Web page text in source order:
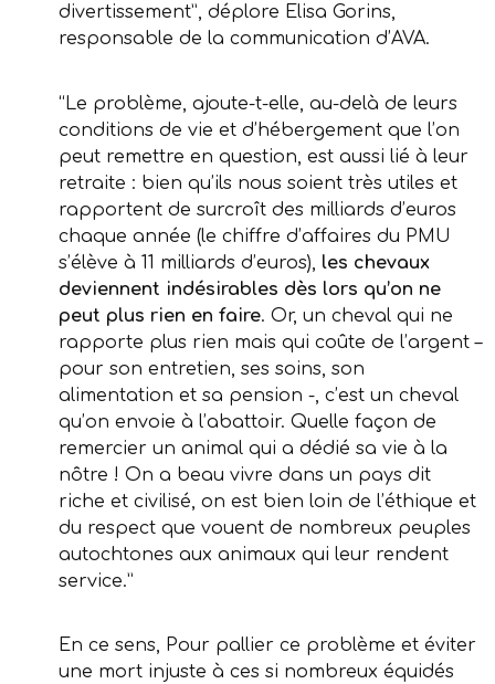
divertissement”, déplore Elisa Gorins,
responsable de la communication d’AVA.
“Le problème, ajoute-t-elle, au-delà de leurs
conditions de vie et d’hébergement que l’on
peut remettre en question, est aussi lié à leur
retraite : bien qu’ils nous soient très utiles et
rapportent de surcroît des milliards d’euros
chaque année (le chiffre d’affaires du PMU
s’élève à 11 milliards d’euros), les chevaux
deviennent indésirables dès lors qu’on ne
peut plus rien en faire. Or, un cheval qui ne
rapporte plus rien mais qui coûte de l’argent –
pour son entretien, ses soins, son
alimentation et sa pension -, c’est un cheval
qu’on envoie à l’abattoir. Quelle façon de
remercier un animal qui a dédié sa vie à la
nôtre ! On a beau vivre dans un pays dit
riche et civilisé, on est bien loin de l’éthique et
du respect que vouent de nombreux peuples
autochtones aux animaux qui leur rendent
service.”
En ce sens, Pour pallier ce problème et éviter
une mort injuste à ces si nombreux équidés